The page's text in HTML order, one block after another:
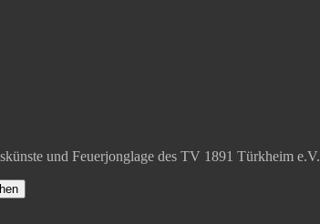
und Feuerjonglage des TV 1891 Türkheim e.V.